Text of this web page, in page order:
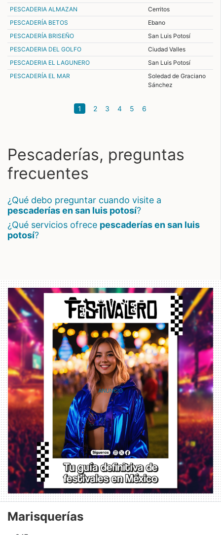
PESCADERIA ALMAZAN
Cerritos
PESCADERÍA BETOS
Ebano
PESCADERÍA BRISEÑO
San Luis Potosí
PESCADERIA DEL GOLFO
Ciudad Valles
PESCADERIA EL LAGUNERO
San Luis Potosí
PESCADERÍA EL MAR
Soledad de Graciano
Sánchez
1 (current)
2 3 4 5 6
Pescaderías, preguntas
frecuentes
¿qué debo preguntar cuando visite a
pescaderías en san luis potosí?
¿qué servicios ofrece pescaderías en san luis
potosí?
Marisquerías